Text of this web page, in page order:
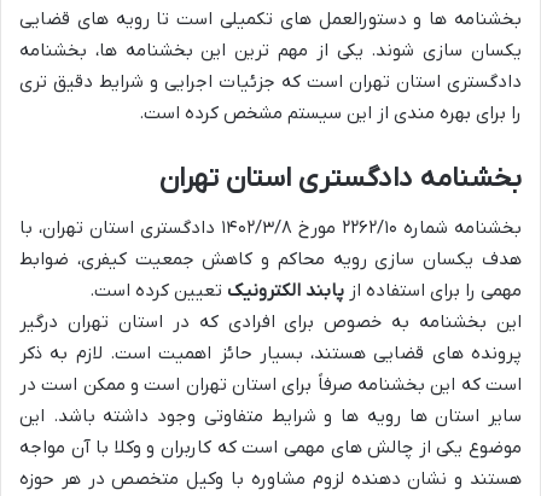
بخشنامه ها و دستورالعمل های تکمیلی است تا رویه های قضایی
یکسان سازی شوند. یکی از مهم ترین این بخشنامه ها، بخشنامه
دادگستری استان تهران است که جزئیات اجرایی و شرایط دقیق تری
را برای بهره مندی از این سیستم مشخص کرده است.
بخشنامه دادگستری استان تهران
بخشنامه شماره ۲۲۶۲/۱۰ مورخ ۱۴۰۲/۳/۸ دادگستری استان تهران، با
هدف یکسان سازی رویه محاکم و کاهش جمعیت کیفری، ضوابط
مهمی را برای استفاده از پابند الکترونیک تعیین کرده است.
این بخشنامه به خصوص برای افرادی که در استان تهران درگیر
پرونده های قضایی هستند، بسیار حائز اهمیت است. لازم به ذکر
است که این بخشنامه صرفاً برای استان تهران است و ممکن است در
سایر استان ها رویه ها و شرایط متفاوتی وجود داشته باشد. این
موضوع یکی از چالش های مهمی است که کاربران و وکلا با آن مواجه
هستند و نشان دهنده لزوم مشاوره با وکیل متخصص در هر حوزه